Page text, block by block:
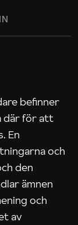
befinner
där för att
En
och
den
ämnen
och
av